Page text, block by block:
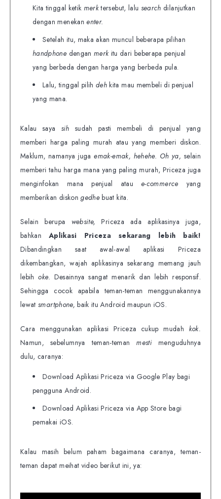
Kita tinggal ketik merktersebut, lalu search dilanjutkan
dengan menekanenter.
Setelah itu, maka akan muncul beberapa pilihan
handphone dengan merk itu dari beberapa penjual
yang berbeda dengan harga yang berbeda pula.
Lalu, tinggal pilih dehkita mau membeli di penjual
yang mana.
Kalau saya sih sudah pasti membeli di penjual yang
memberi harga paling murah atau yang memberi diskon.
Maklum, namanya juga emak-emak, hehehe. Oh ya, selain
memberi tahu harga mana yang paling murah, Priceza juga
menginfokan mana penjual ataue-commerce yang
memberikan diskongedhe buat kita.
Selain berupa website, Priceza ada aplikasinya juga,
bahkan Aplikasi Priceza sekarang lebih baik!
Dibandingkan saat awal-awal aplikasi Priceza
dikembangkan, wajah aplikasinya sekarang memang jauh
lebihoke. Desainnya sangat menarik dan lebih responsif.
Sehingga cocok apabila teman-teman menggunakannya
lewatsmartphone, baik itu Android maupun iOS.
Cara menggunakan aplikasi Priceza cukup mudah kok.
Namun, sebelumnya teman-temanmesti menguduhnya
dulu, caranya:
Download Aplikasi Priceza via Google Play bagi
pengguna Android.
Download Aplikasi Priceza via App Store bagi
pemakai iOS.
Kalau masih belum paham bagaimana caranya, teman-
teman dapat meihat video berikut ini, ya: